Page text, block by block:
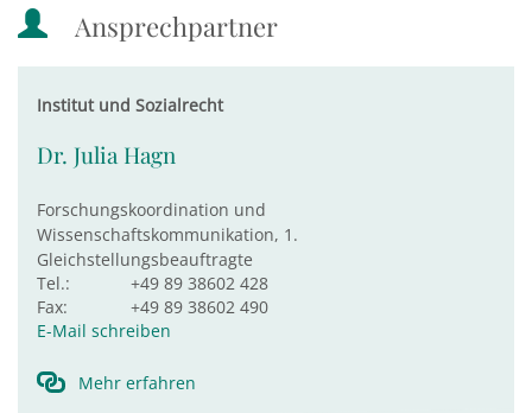
Ansprechpartner
Institut und Sozialrecht
Dr. Julia Hagn
Forschungskoordination und
Wissenschaftskommunikation, 1.
Gleichstellungsbeauftragte
Tel.:
+49 89 38602 428
Fax:
+49 89 38602 490
E-Mail schreiben
Mehr erfahren